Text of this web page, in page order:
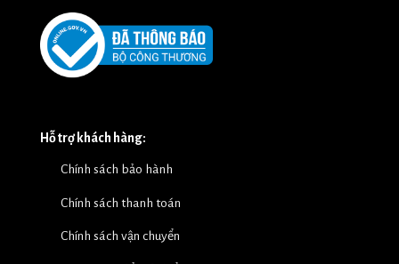
Hỗ trợ khách hàng:
Chính sách bảo hành
Chính sách thanh toán
Chính sách vận chuyển